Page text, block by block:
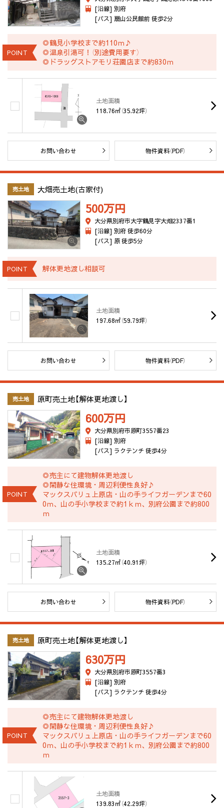
[沿線] 別府
[バス] 扇山公民館前 徒歩2分
POINT
◎鶴見小学校まで約110ｍ♪
◎温泉引湯可！（別途費用要す）
◎ドラッグストアモリ荘園店まで約830ｍ
土地面積
118.76㎡（35.92坪）
お問い合わせ 物件資料（PDF）
売土地 大畑売土地(古家付)
500万円
大分県別府市大字鶴見字大畑2337番1
[沿線] 別府 徒歩60分
[バス] 原 徒歩5分
POINT 解体更地渡し相談可
土地面積
197.68㎡（59.79坪）
お問い合わせ 物件資料（PDF）
売土地 原町売土地【解体更地渡し】
600万円
大分県別府市原町3557番23
[沿線] 別府
[バス] ラクテンチ 徒歩4分
POINT
◎売主にて建物解体更地渡し
◎閑静な住環境・周辺利便性良好♪
マックスバリュ上原店・山の手ライフガーデンまで60
0ｍ、山の手小学校まで約1ｋｍ、別府公園まで約800
ｍ
土地面積
135.27㎡（40.91坪）
お問い合わせ 物件資料（PDF）
売土地 原町売土地【解体更地渡し】
630万円
大分県別府市原町3557番3
[沿線] 別府
[バス] ラクテンチ 徒歩4分
POINT
◎売主にて建物解体更地渡し
◎閑静な住環境・周辺利便性良好♪
マックスバリュ上原店・山の手ライフガーデンまで60
0ｍ、山の手小学校まで約1ｋｍ、別府公園まで約800
ｍ
土地面積
139.83㎡（42.29坪）